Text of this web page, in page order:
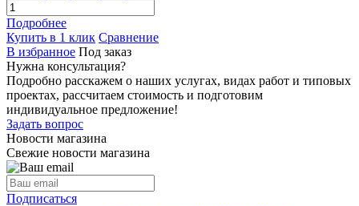
Подробнее
Купить в 1 клик Сравнение
В избранное Под заказ
Нужна консультация?
Подробно расскажем о наших услугах, видах работ и типовых
проектах, рассчитаем стоимость и подготовим
индивидуальное предложение!
Задать вопрос
Новости магазина
Свежие новости магазина
Подписаться